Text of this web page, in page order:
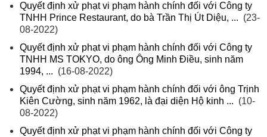
Quyết định xử phạt vi phạm hành chính đối với Công ty
TNHH Prince Restaurant, do bà Trần Thị Út Diệu, ... (23-
08-2022)
Quyết định xử phạt vi phạm hành chính đối với Công ty
TNHH MS TOKYO, do ông Ông Minh Điều, sinh năm
1994, ... (16-08-2022)
Quyết định xử phạt vi phạm hành chính đối với ông Trịnh
Kiên Cường, sinh năm 1962, là đại diện Hộ kinh ... (10-
08-2022)
Quyết định xử phạt vi phạm hành chính đối với Công ty